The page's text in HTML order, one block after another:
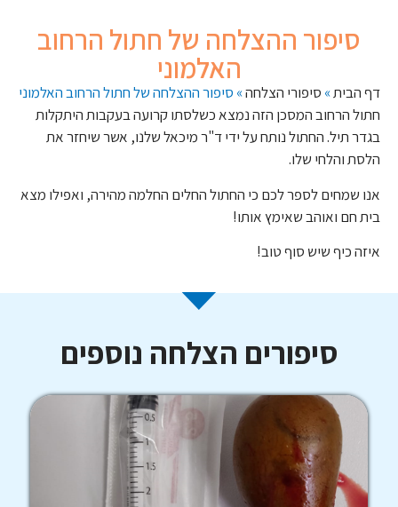
סיפור ההצלחה של חתול הרחוב
האלמוני
דף הבית» סיפורי הצלחה» סיפור ההצלחה של חתול הרחוב האלמוני
חתול הרחוב המסכן הזה נמצא כשלסתו קרועה בעקבות היתקלות
בגדר תיל. החתול נותח על ידי ד"ר מיכאל שלנו, אשר שיחזר את
הלסת והלחי שלו.
אנו שמחים לספר לכם כי החתול החלים החלמה מהירה, ואפילו מצא
בית חם ואוהב שאימץ אותו!
איזה כיף שיש סוף טוב!
סיפורים הצלחה נוספים